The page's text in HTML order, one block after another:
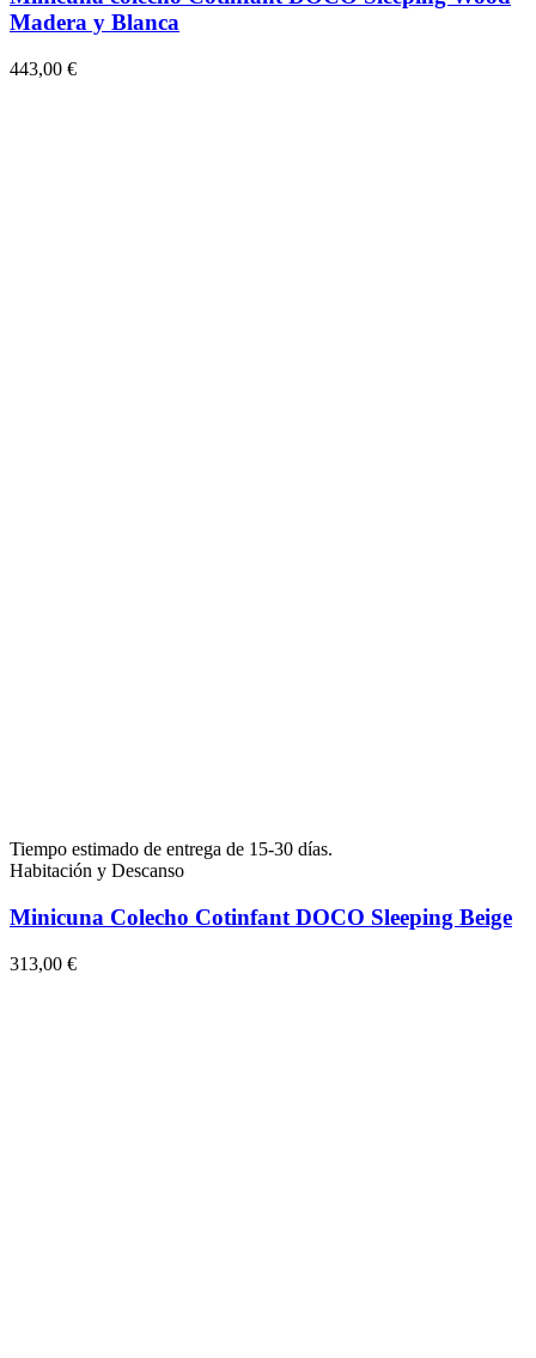
Madera y Blanca
443,00 €
Tiempo estimado de entrega de 15-30 días.
Habitación y Descanso
Minicuna Colecho Cotinfant DOCO Sleeping Beige
313,00 €